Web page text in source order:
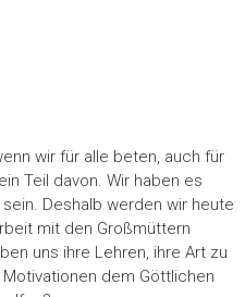
wir für alle beten, auch für
Teil davon. Wir haben es
Deshalb werden wir heute
mit den Großmüttern
uns ihre Lehren, ihre Art zu
dem Göttlichen